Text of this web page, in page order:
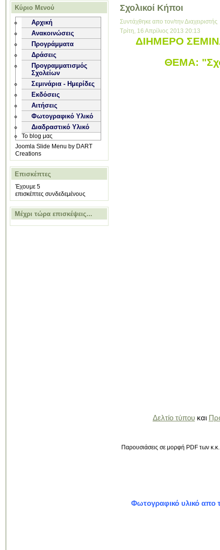
Κύριο Μενού
Αρχική
Ανακοινώσεις
Προγράμματα
Δράσεις
Προγραμματισμός
Σχολείων
Σεμινάρια - Ημερίδες
Εκδόσεις
Αιτήσεις
Φωτογραφικό Υλικό
Διαδραστικό Υλικό
Το blog μας
Joomla Slide Menu by DART
Creations
Επισκέπτες
Έχουμε 5
επισκέπτες συνδεδεμένους
Μέχρι τώρα επισκέψεις...
Σχολικοί Κήποι
Συντάχθηκε απο τον/την Διαχειριστής
Τρίτη, 16 Απρίλιος 2013 20:13
ΔΙΗΜΕΡΟ
ΘΕΜΑ:
Δελτίο τύπουκαι
Παρουσιάσεις σε μορφή PDF των κ.κ.
Φωτογραφικό υλικό απο